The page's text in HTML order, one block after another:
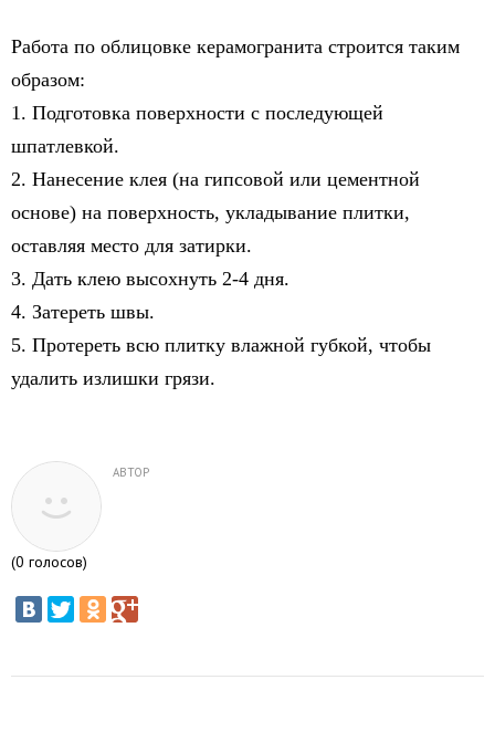
Работа по облицовке керамогранита строится таким
образом:
1. Подготовка поверхности с последующей
шпатлевкой.
2. Нанесение клея (на гипсовой или цементной
основе) на поверхность, укладывание плитки,
оставляя место для затирки.
3. Дать клею высохнуть 2-4 дня.
4. Затереть швы.
5. Протереть всю плитку влажной губкой, чтобы
удалить излишки грязи.
АВТОР
(0 голосов)